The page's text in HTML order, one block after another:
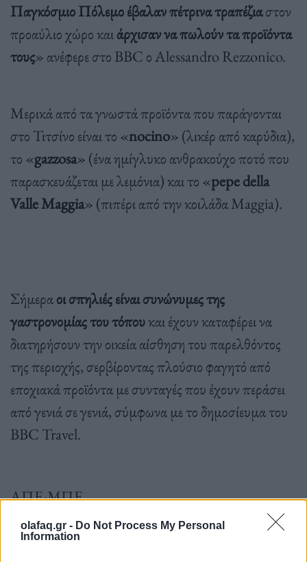
olafaq.gr - Do Not Process My Personal
Information
Παγκόσμιο Πόλεμο έβαλαν πέτρινα τραπέζιαστον
προαύλιο χώρο καιάρχισαν να πωλούν τα προϊόντα
τους» ανέφερε στο BBC ο Alessandro Rezzonico.
Μερικά από τα γνωστά προϊόντα που παράγονται
στο Τιτσίνο είναι το «nocino» (λικέρ από καρύδια),
το «gazzosa» (ένα ημίγλυκο ανθρακούχο ποτό που
παρασκευάζεται με λεμόνια) και το «pepe della
Valle Maggia» (πιπέρι από την κοιλάδα Maggia).
Σήμεραοι σπηλιές είναι συνώνυμες της
γαστρονομίας του τόπουκαι έχουν καταφέρει να
διατηρήσουν την οικεία αίσθηση του παρελθόντος
της περιοχής, σερβίροντας πλούσιο φαγητό από
εποχιακά προϊόντα με συνταγές που έχουν περάσει
από γενιά σε γενιά, σύμφωνα με το δημοσίευμα του
ΒΒC Travel.
ΑΠΕ-ΜΠΕ